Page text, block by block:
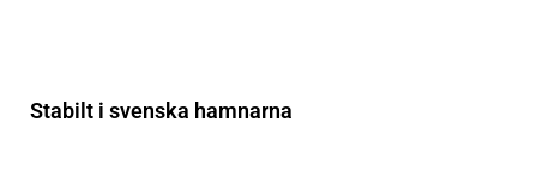
Stabilt i svenska hamnarna